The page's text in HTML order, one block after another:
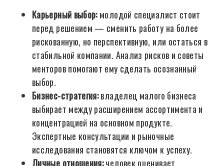
Карьерный выбор:молодой специалист стоит
перед решением — сменить работу на более
рискованную, но перспективную, или остаться в
стабильной компании. Анализ рисков и советы
менторов помогают ему сделать осознанный
выбор.
Бизнес-стратегия:владелец малого бизнеса
выбирает между расширением ассортимента и
концентрацией на основном продукте.
Экспертные консультации и рыночные
исследования становятся ключом к успеху.
Личные отношения:человек оценивает